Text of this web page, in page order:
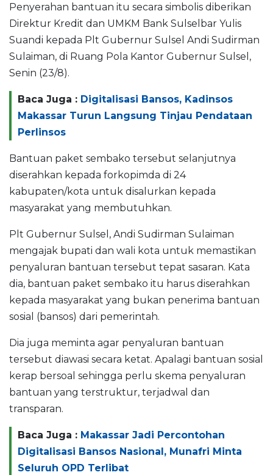
Penyerahan bantuan itu secara simbolis diberikan
Direktur Kredit dan UMKM Bank Sulselbar Yulis
Suandi kepada Plt Gubernur Sulsel Andi Sudirman
Sulaiman, di Ruang Pola Kantor Gubernur Sulsel,
Senin (23/8).
Baca Juga : Digitalisasi Bansos, Kadinsos
Makassar Turun Langsung Tinjau Pendataan
Perlinsos
Bantuan paket sembako tersebut selanjutnya
diserahkan kepada forkopimda di 24
kabupaten/kota untuk disalurkan kepada
masyarakat yang membutuhkan.
Plt Gubernur Sulsel, Andi Sudirman Sulaiman
mengajak bupati dan wali kota untuk memastikan
penyaluran bantuan tersebut tepat sasaran. Kata
dia, bantuan paket sembako itu harus diserahkan
kepada masyarakat yang bukan penerima bantuan
sosial (bansos) dari pemerintah.
Dia juga meminta agar penyaluran bantuan
tersebut diawasi secara ketat. Apalagi bantuan sosial
kerap bersoal sehingga perlu skema penyaluran
bantuan yang terstruktur, terjadwal dan
transparan.
Baca Juga : Makassar Jadi Percontohan
Digitalisasi Bansos Nasional, Munafri Minta
Seluruh OPD Terlibat